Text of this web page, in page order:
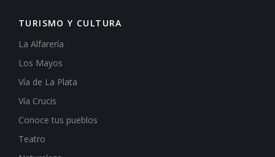
TURISMO Y CULTURA
La Alfarería
Los Mayos
Vía de La Plata
Vía Crucis
Conoce tus pueblos
Teatro